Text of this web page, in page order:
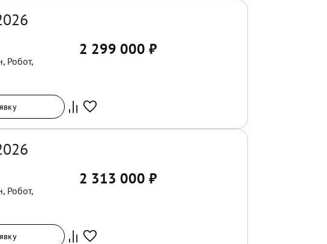
, Робот,
2 299 000 ₽
, Робот,
2 313 000 ₽